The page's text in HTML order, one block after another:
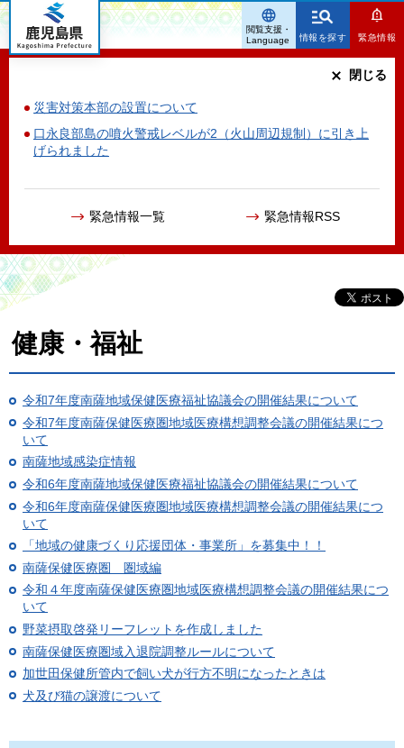
鹿児島県
情報を探す 緊急情報
災害対策本部の設置について
口永良部島の噴火警戒レベルが2（火山周辺規制）に引き上
げられました
緊急情報一覧 緊急情報RSS
閉じる
閲覧支援・
Language
健康・福祉
令和7年度南薩地域保健医療福祉協議会の開催結果について
令和7年度南薩保健医療圏地域医療構想調整会議の開催結果につ
いて
南薩地域感染症情報
令和6年度南薩地域保健医療福祉協議会の開催結果について
令和6年度南薩保健医療圏地域医療構想調整会議の開催結果につ
いて
「地域の健康づくり応援団体・事業所」を募集中！！
南薩保健医療圏 圏域編
令和４年度南薩保健医療圏地域医療構想調整会議の開催結果につ
いて
野菜摂取啓発リーフレットを作成しました
南薩保健医療圏域入退院調整ルールについて
加世田保健所管内で飼い犬が行方不明になったときは
犬及び猫の譲渡について